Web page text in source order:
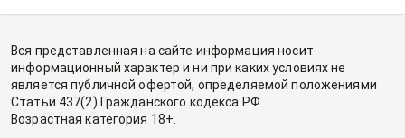
Вся представленная на сайте информация носит
информационный характер и ни при каких условиях не
является публичной офертой, определяемой положениями
Статьи 437(2) Гражданского кодекса РФ.
Возрастная категория 18+.